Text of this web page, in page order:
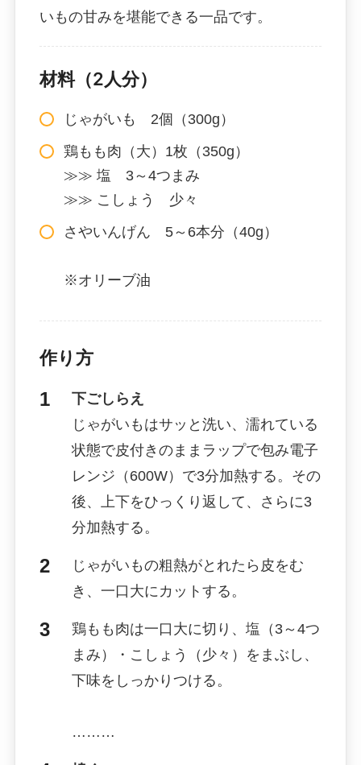
いもの甘みを堪能できる一品です。
材料（2人分）
じゃがいも 2個（300g）
鶏もも肉（大）1枚（350g）
≫≫ 塩 3～4つまみ
≫≫ こしょう 少々
さやいんげん 5～6本分（40g）
※オリーブ油
作り方
下ごしらえ
じゃがいもはサッと洗い、濡れている
状態で皮付きのままラップで包み電子
レンジ（600W）で3分加熱する。その
後、上下をひっくり返して、さらに3
分加熱する。
じゃがいもの粗熱がとれたら皮をむ
き、一口大にカットする。
鶏もも肉は一口大に切り、塩（3～4つ
まみ）・こしょう（少々）をまぶし、
下味をしっかりつける。
………